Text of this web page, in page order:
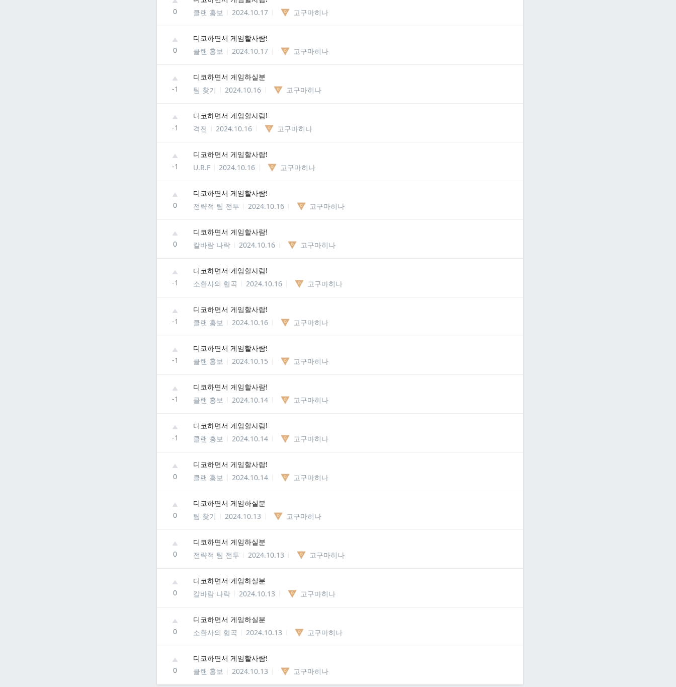
0
클랜 홍보
2024.10.17 고구마히나
0
디코하면서 게임할사람!
클랜 홍보
2024.10.17 고구마히나
-1
디코하면서 게임하실분
팀 찾기
2024.10.16 고구마히나
-1
디코하면서 게임할사람!
격전
2024.10.16 고구마히나
-1
디코하면서 게임할사람!
U.R.F
2024.10.16 고구마히나
0
디코하면서 게임할사람!
전략적 팀 전투
2024.10.16 고구마히나
0
디코하면서 게임할사람!
칼바람 나락
2024.10.16 고구마히나
-1
디코하면서 게임할사람!
소환사의 협곡
2024.10.16 고구마히나
-1
디코하면서 게임할사람!
클랜 홍보
2024.10.16 고구마히나
-1
디코하면서 게임할사람!
클랜 홍보
2024.10.15 고구마히나
-1
디코하면서 게임할사람!
클랜 홍보
2024.10.14 고구마히나
-1
디코하면서 게임할사람!
클랜 홍보
2024.10.14 고구마히나
0
디코하면서 게임할사람!
클랜 홍보
2024.10.14 고구마히나
0
디코하면서 게임하실분
팀 찾기
2024.10.13 고구마히나
0
디코하면서 게임하실분
전략적 팀 전투
2024.10.13 고구마히나
0
디코하면서 게임하실분
칼바람 나락
2024.10.13 고구마히나
0
디코하면서 게임하실분
소환사의 협곡
2024.10.13 고구마히나
0
디코하면서 게임할사람!
클랜 홍보
2024.10.13 고구마히나